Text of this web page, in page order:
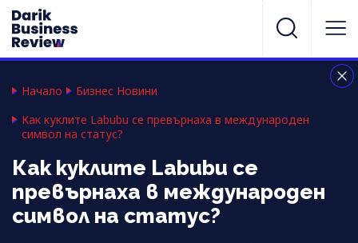
Начало
Бизнес Новини
Как куклите Labubu се превърнаха в международен
символ на статус?
Как куклите Labubu се
превърнаха в международен
символ на статус?